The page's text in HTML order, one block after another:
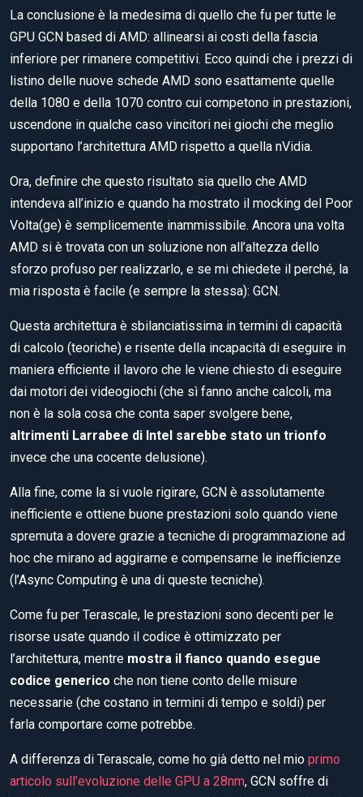
La conclusione è la medesima di quello che fu per tutte le
GPU GCN based di AMD: allinearsi ai costi della fascia
inferiore per rimanere competitivi. Ecco quindi che i prezzi di
listino delle nuove schede AMD sono esattamente quelle
della 1080 e della 1070 contro cui competono in prestazioni,
uscendone in qualche caso vincitori nei giochi che meglio
supportano l’architettura AMD rispetto a quella nVidia.
Ora, definire che questo risultato sia quello che AMD
intendeva all’inizio e quando ha mostrato il mocking del Poor
Volta(ge) è semplicemente inammissibile. Ancora una volta
AMD si è trovata con un soluzione non all’altezza dello
sforzo profuso per realizzarlo, e se mi chiedete il perché, la
mia risposta è facile (e sempre la stessa): GCN.
Questa architettura è sbilanciatissima in termini di capacità
di calcolo (teoriche) e risente della incapacità di eseguire in
maniera efficiente il lavoro che le viene chiesto di eseguire
dai motori dei videogiochi (che sì fanno anche calcoli, ma
non è la sola cosa che conta saper svolgere bene,
altrimenti Larrabee di Intel sarebbe stato un trionfo
invece che una cocente delusione).
Alla fine, come la si vuole rigirare, GCN è assolutamente
inefficiente e ottiene buone prestazioni solo quando viene
spremuta a dovere grazie a tecniche di programmazione ad
hoc che mirano ad aggirarne e compensarne le inefficienze
(l’Async Computing è una di queste tecniche).
Come fu per Terascale, le prestazioni sono decenti per le
risorse usate quando il codice è ottimizzato per
l’architettura, mentre mostra il fianco quando esegue
codice generico che non tiene conto delle misure
necessarie (che costano in termini di tempo e soldi) per
farla comportare come potrebbe.
A differenza di Terascale, come ho già detto nel mio primo
articolo sull’evoluzione delle GPU a 28nm, GCN soffre di